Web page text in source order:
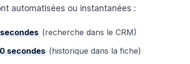
automatisées ou instantanées :
(recherche dans le CRM)
secondes (historique dans la fiche)